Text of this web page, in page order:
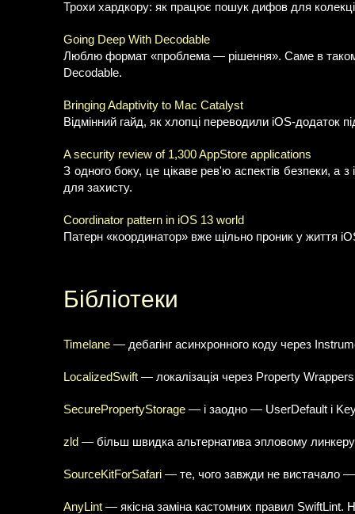
Трохи хардкору: як працює пошук дифов для
Going Deep With Decodable
Люблю формат «проблема — рішення». Саме в такому
Decodable.
Bringing Adaptivity to Mac Catalyst
Відмінний гайд, як хлопці переводили iOS-додаток
A security review of 1,300 AppStore applications
З одного боку, це цікаве рев'ю аспектів безпеки,
для захисту.
Coordinator pattern in iOS 13 world
Патерн «координатор» вже щільно проник у життя
Бібліотеки
Timelane — дебагінг асинхронного коду через
LocalizedSwift — локалізація через Property
SecurePropertyStorage — і заодно — UserDefault і
zld — більш швидка альтернатива эпловому
SourceKitForSafari — те, чого завжди не вистачало
AnyLint — якісна заміна кастомних правил SwiftLint.